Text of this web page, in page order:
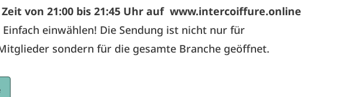
von 21:00 bis 21:45 Uhr auf www.intercoiffure.online
Einfach einwählen! Die Sendung ist nicht nur für
sondern für die gesamte Branche geöffnet.